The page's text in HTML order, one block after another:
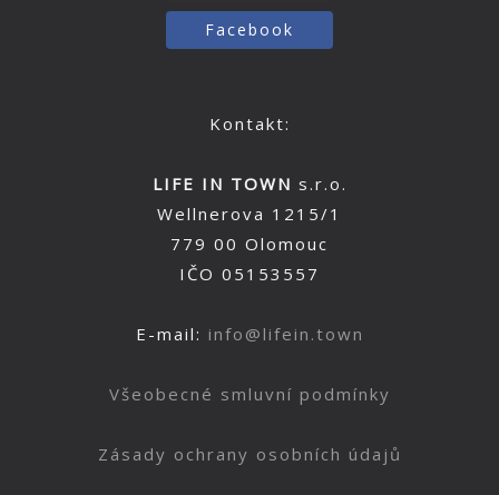
Facebook
Kontakt:
LIFE IN TOWN s.r.o.
Wellnerova 1215/1
779 00 Olomouc
IČO 05153557
E-mail: info@lifein.town
Všeobecné smluvní podmínky
Zásady ochrany osobních údajů